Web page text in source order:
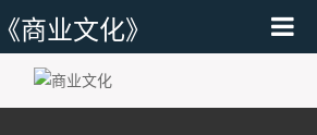
《商业文化》